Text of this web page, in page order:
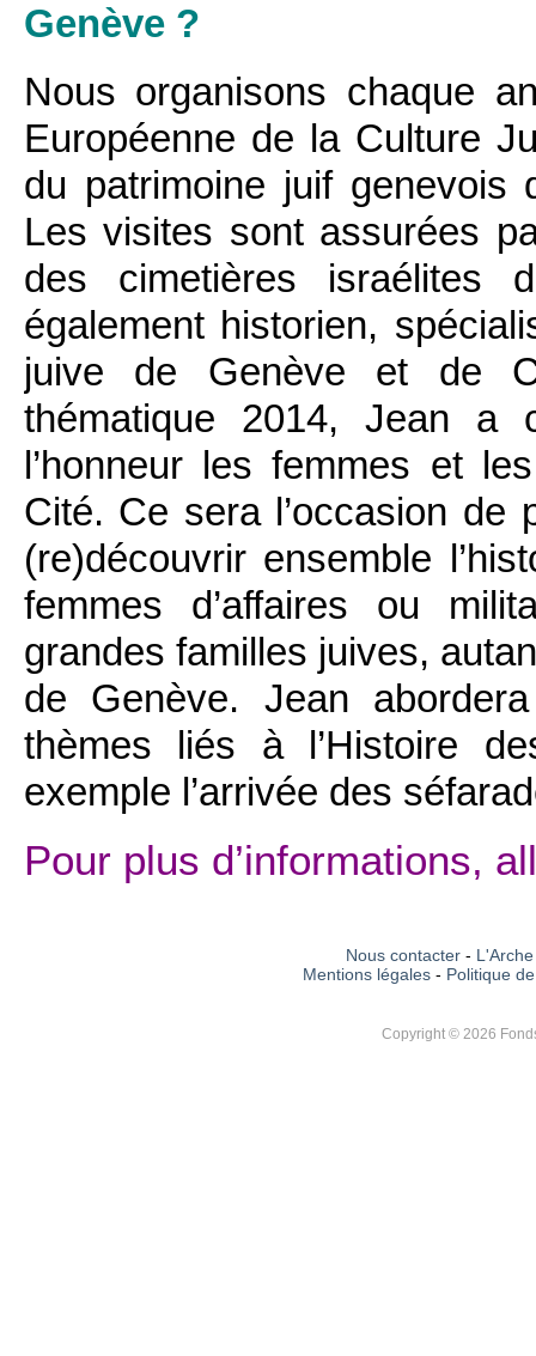
Genève ?
Nous organisons chaque
Européenne de la Culture
du patrimoine juif genevois
Les visites sont assurées
des cimetières israélites
également historien,
juive de Genève et de
thématique 2014, Jean a
l’honneur les femmes et
Cité. Ce sera l’occasion
(re)découvrir ensemble
femmes d’affaires ou
grandes familles juives,
de Genève. Jean
thèmes liés à l’Histoire
exemple l’arrivée des
Pour plus d’informations,
Nous contacter-
Mentions légales - Politique
Copyright © 2026